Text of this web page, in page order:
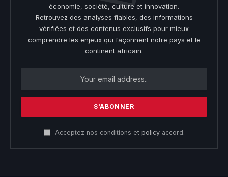
économie, société, culture et innovation.
Retrouvez des analyses fiables, des informations
vérifiées et des contenus exclusifs pour mieux
comprendre les enjeux qui façonnent notre pays et le
continent africain.
Acceptez nos conditions et policyaccord.